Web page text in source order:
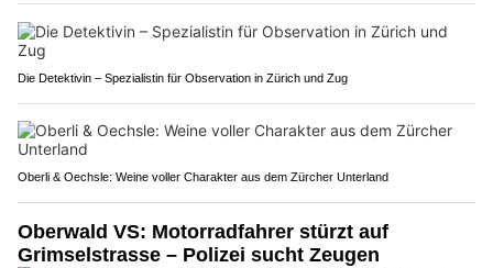
Die Detektivin – Spezialistin für Observation in Zürich und Zug
Oberli & Oechsle: Weine voller Charakter aus dem Zürcher Unterland
Oberwald VS: Motorradfahrer stürzt auf
Grimselstrasse – Polizei sucht Zeugen